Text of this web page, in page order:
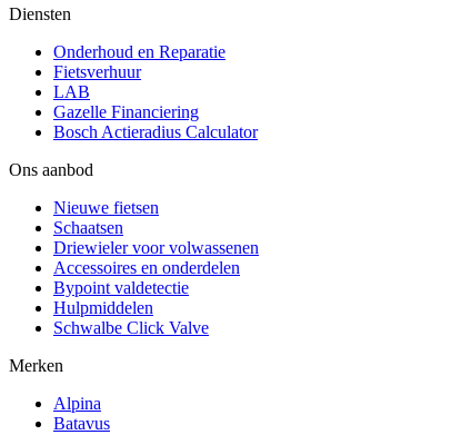
Diensten
Onderhoud en Reparatie
Fietsverhuur
LAB
Gazelle Financiering
Bosch Actieradius Calculator
Ons aanbod
Nieuwe fietsen
Schaatsen
Driewieler voor volwassenen
Accessoires en onderdelen
Bypoint valdetectie
Hulpmiddelen
Schwalbe Click Valve
Merken
Alpina
Batavus